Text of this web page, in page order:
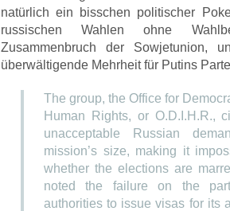
natürlich ein bisschen politischer
russischen Wahlen ohne
Zusammenbruch der Sowjetunion,
überwältigende Mehrheit für Putins
The group, the Office for
Human Rights, or O.D.I.H.R.,
unacceptable Russian
mission’s size, making it
whether the elections are
noted the failure on the
authorities to issue visas for its